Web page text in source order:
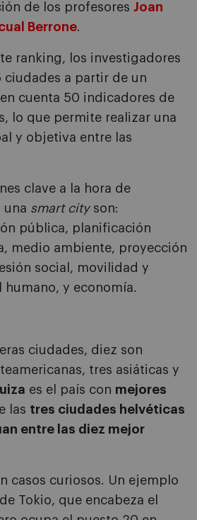
de los profesores Joan
Berrone.
ranking, los investigadores
ciudades a partir de un
cuenta 50 indicadores de
lo que permite realizar una
y objetiva entre las
clave a la hora de
una smart cityson:
pública, planificación
medio ambiente, proyección
social, movilidad y
y economía.
ciudades, diez son
tres asiáticas y
es el país con mejores
las tres ciudades helvéticas
entre las diez mejor
casos curiosos. Un ejemplo
Tokio, que encabeza el